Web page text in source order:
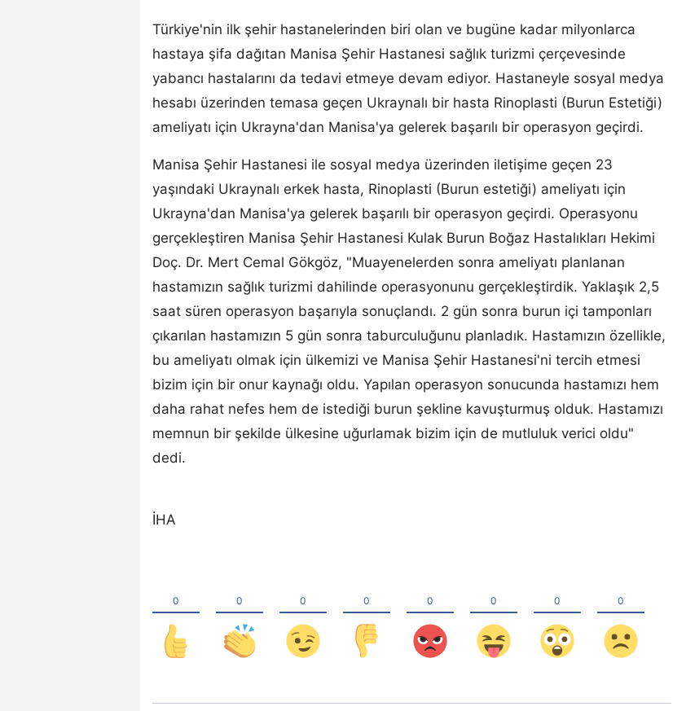
Türkiye'nin ilk şehir hastanelerinden biri olan ve bugüne kadar milyonlarca
hastaya şifa dağıtan Manisa Şehir Hastanesi sağlık turizmi çerçevesinde
yabancı hastalarını da tedavi etmeye devam ediyor. Hastaneyle sosyal medya
hesabı üzerinden temasa geçen Ukraynalı bir hasta Rinoplasti (Burun Estetiği)
ameliyatı için Ukrayna'dan Manisa'ya gelerek başarılı bir operasyon geçirdi.
Manisa Şehir Hastanesi ile sosyal medya üzerinden iletişime geçen 23
yaşındaki Ukraynalı erkek hasta, Rinoplasti (Burun estetiği) ameliyatı için
Ukrayna'dan Manisa'ya gelerek başarılı bir operasyon geçirdi. Operasyonu
gerçekleştiren Manisa Şehir Hastanesi Kulak Burun Boğaz Hastalıkları Hekimi
Doç. Dr. Mert Cemal Gökgöz, "Muayenelerden sonra ameliyatı planlanan
hastamızın sağlık turizmi dahilinde operasyonunu gerçekleştirdik. Yaklaşık 2,5
saat süren operasyon başarıyla sonuçlandı. 2 gün sonra burun içi tamponları
çıkarılan hastamızın 5 gün sonra taburculuğunu planladık. Hastamızın özellikle,
bu ameliyatı olmak için ülkemizi ve Manisa Şehir Hastanesi'ni tercih etmesi
bizim için bir onur kaynağı oldu. Yapılan operasyon sonucunda hastamızı hem
daha rahat nefes hem de istediği burun şekline kavuşturmuş olduk. Hastamızı
memnun bir şekilde ülkesine uğurlamak bizim için de mutluluk verici oldu"
dedi.
İHA